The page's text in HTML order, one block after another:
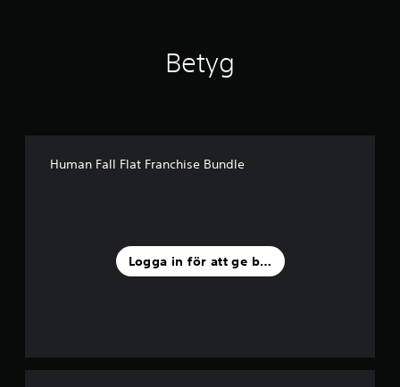
Betyg
Human Fall Flat Franchise Bundle
Logga in för att ge betyg